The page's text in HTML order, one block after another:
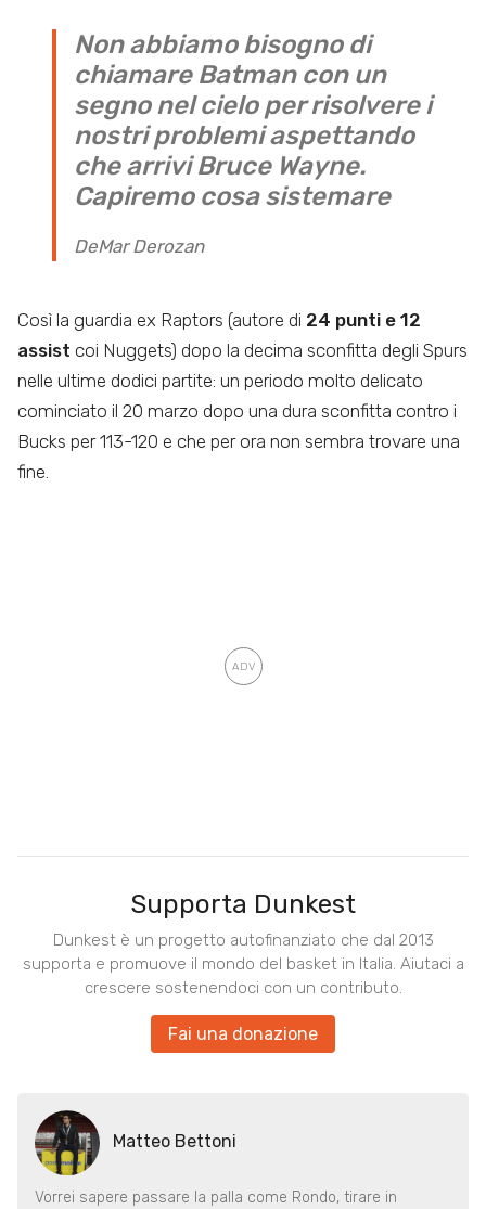
Non abbiamo bisogno di
chiamare Batman con un
segno nel cielo per risolvere i
nostri problemi aspettando
che arrivi Bruce Wayne.
Capiremo cosa sistemare
DeMar Derozan
Così la guardia ex Raptors (autore di 24 punti e 12
assist coi Nuggets) dopo la decima sconfitta degli Spurs
nelle ultime dodici partite: un periodo molto delicato
cominciato il 20 marzo dopo una dura sconfitta contro i
Bucks per 113-120 e che per ora non sembra trovare una
fine.
Supporta Dunkest
Dunkest è un progetto autofinanziato che dal 2013
supporta e promuove il mondo del basket in Italia. Aiutaci a
crescere sostenendoci con un contributo.
Fai una donazione
Matteo Bettoni
Vorrei sapere passare la palla come Rondo, tirare in